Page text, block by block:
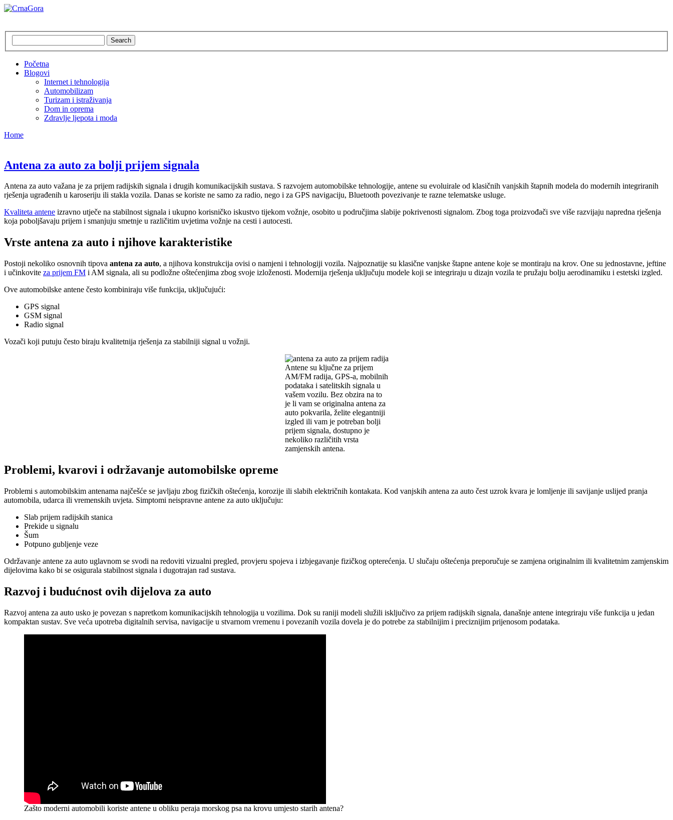
Search
Početna
Blogovi
Internet i tehnologija
Automobilizam
Turizam i istraživanja
Dom in oprema
Zdravlje ljepota i moda
Home
Antena za auto za bolji prijem signala
Antena za auto važana je za prijem radijskih signala i drugih komunikacijskih sustava. S razvojem automobilske tehnologije, antene su evoluirale od klasičnih vanjskih štapnih modela do modernih integriranih
rješenja ugrađenih u karoseriju ili stakla vozila. Danas se koriste ne samo za radio, nego i za GPS navigaciju, Bluetooth povezivanje te razne telematske usluge.
Kvaliteta antene izravno utječe na stabilnost signala i ukupno korisničko iskustvo tijekom vožnje, osobito u područjima slabije pokrivenosti signalom. Zbog toga proizvođači sve više razvijaju napredna rješenja
koja poboljšavaju prijem i smanjuju smetnje u različitim uvjetima vožnje na cesti i autocesti.
Vrste antena za auto i njihove karakteristike
Postoji nekoliko osnovnih tipova antena za auto, a njihova konstrukcija ovisi o namjeni i tehnologiji vozila. Najpoznatije su klasične vanjske štapne antene koje se montiraju na krov. One su jednostavne, jeftine
i učinkovite za prijem FM i AM signala, ali su podložne oštećenjima zbog svoje izloženosti. Modernija rješenja uključuju modele koji se integriraju u dizajn vozila te pružaju bolju aerodinamiku i estetski izgled.
Ove automobilske antene često kombiniraju više funkcija, uključujući:
GPS signal
GSM signal
Radio signal
Vozači koji putuju često biraju kvalitetnija rješenja za stabilniji signal u vožnji.
Antene su ključne za prijem
AM/FM radija, GPS-a, mobilnih
podataka i satelitskih signala u
vašem vozilu. Bez obzira na to
je li vam se originalna antena za
auto pokvarila, želite elegantniji
izgled ili vam je potreban bolji
prijem signala, dostupno je
nekoliko različitih vrsta
zamjenskih antena.
Problemi, kvarovi i održavanje automobilske opreme
Problemi s automobilskim antenama najčešće se javljaju zbog fizičkih oštećenja, korozije ili slabih električnih kontakata. Kod vanjskih antena za auto čest uzrok kvara je lomljenje ili savijanje uslijed pranja
automobila, udarca ili vremenskih uvjeta. Simptomi neispravne antene za auto uključuju:
Slab prijem radijskih stanica
Prekide u signalu
Šum
Potpuno gubljenje veze
Održavanje antene za auto uglavnom se svodi na redoviti vizualni pregled, provjeru spojeva i izbjegavanje fizičkog opterećenja. U slučaju oštećenja preporučuje se zamjena originalnim ili kvalitetnim zamjenskim
dijelovima kako bi se osigurala stabilnost signala i dugotrajan rad sustava.
Razvoj i budućnost ovih dijelova za auto
Razvoj antena za auto usko je povezan s napretkom komunikacijskih tehnologija u vozilima. Dok su raniji modeli služili isključivo za prijem radijskih signala, današnje antene integriraju više funkcija u jedan
kompaktan sustav. Sve veća upotreba digitalnih servisa, navigacije u stvarnom vremenu i povezanih vozila dovela je do potrebe za stabilnijim i preciznijim prijenosom podataka.
Zašto moderni automobili koriste antene u obliku peraja morskog psa na krovu umjesto starih antena?